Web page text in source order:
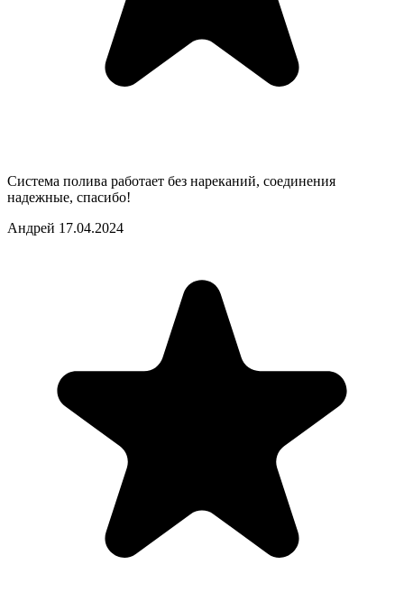
Система полива работает без нареканий, соединения
надежные, спасибо!
Андрей 17.04.2024